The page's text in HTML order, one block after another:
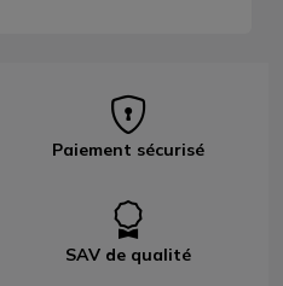
Paiement sécurisé
SAV de qualité